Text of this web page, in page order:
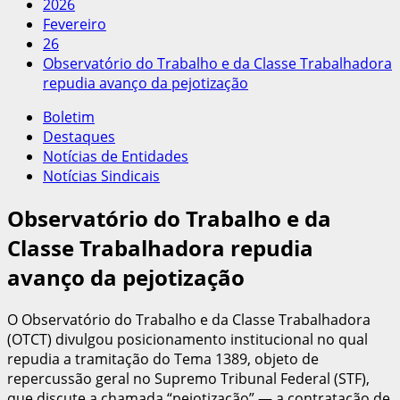
2026
Fevereiro
26
Observatório do Trabalho e da Classe Trabalhadora
repudia avanço da pejotização
Boletim
Destaques
Notícias de Entidades
Notícias Sindicais
Observatório do Trabalho e da
Classe Trabalhadora repudia
avanço da pejotização
O Observatório do Trabalho e da Classe Trabalhadora
(OTCT) divulgou posicionamento institucional no qual
repudia a tramitação do Tema 1389, objeto de
repercussão geral no Supremo Tribunal Federal (STF),